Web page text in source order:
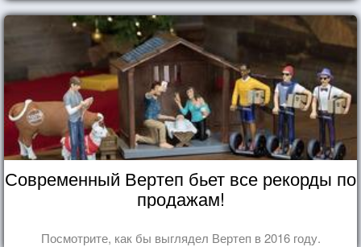
Современный Вертеп бьет все рекорды по
продажам!
Посмотрите, как бы выглядел Вертеп в 2016 году.